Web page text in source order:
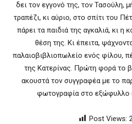
δει τον εγγονό της, τον Τασούλη,
τραπέζι, κι αύριο, στο σπίτι του
πάρει τα παιδιά της αγκαλιά, κι η
θέση της. Κι έπειτα,
παλαιοβιβλιοπωλείο ενός φίλου,
της Κατερίνας. Πρώτη φορά το
ακουστά τον συγγραφέα με το
φωτογραφία στο εξώφυλλο
Post Views: